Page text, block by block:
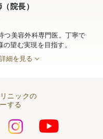
院長）
つ美容外科専門医。丁寧で
望む実現を目指す。
詳細を見る
ニックの
する